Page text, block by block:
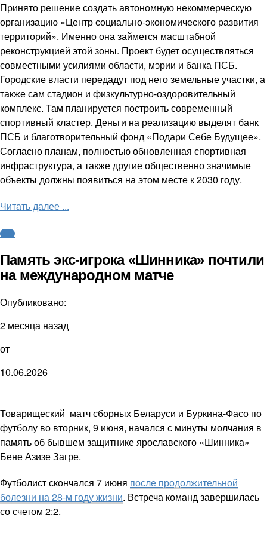
Принято решение создать автономную некоммерческую
организацию «Центр социально-экономического развития
территорий». Именно она займется масштабной
реконструкцией этой зоны. Проект будет осуществляться
совместными усилиями области, мэрии и банка ПСБ.
Городские власти передадут под него земельные участки, а
также сам стадион и физкультурно-оздоровительный
комплекс. Там планируется построить современный
спортивный кластер. Деньги на реализацию выделят банк
ПСБ и благотворительный фонд «Подари Себе Будущее».
Согласно планам, полностью обновленная спортивная
инфраструктура, а также другие общественно значимые
объекты должны появиться на этом месте к 2030 году.
Читать далее ...
ФНЛ
Память экс-игрока «Шинника» почтили
на международном матче
Опубликовано:
2 месяца назад
от
10.06.2026
Товарищеский матч сборных Беларуси и Буркина-Фасо по
футболу во вторник, 9 июня, начался с минуты молчания в
память об бывшем защитнике ярославского «Шинника»
Бене Азизе Загре.
Футболист скончался 7 июня после продолжительной
болезни на 28-м году жизни. Встреча команд завершилась
со счетом 2:2.